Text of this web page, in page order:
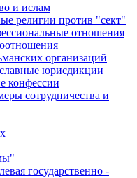
и ислам
религии против "сект"
отношения
организаций
юрисдикции
конфессии
сотрудничества и
государственно -